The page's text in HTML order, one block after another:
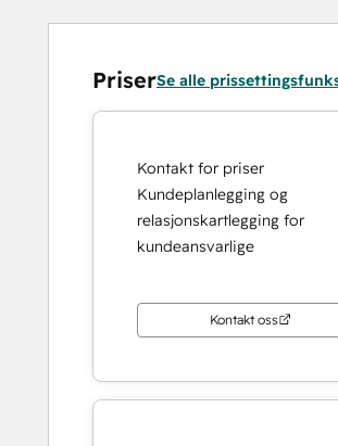
PriserSe alle
Kontakt for priser
Kundeplanlegging og
relasjonskartlegging for
kundeansvarlige
Kontakt oss